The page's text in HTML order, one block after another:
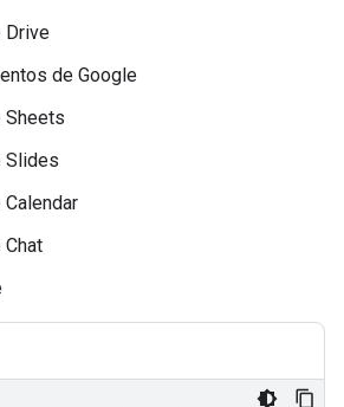
Drive
de Google
Sheets
Slides